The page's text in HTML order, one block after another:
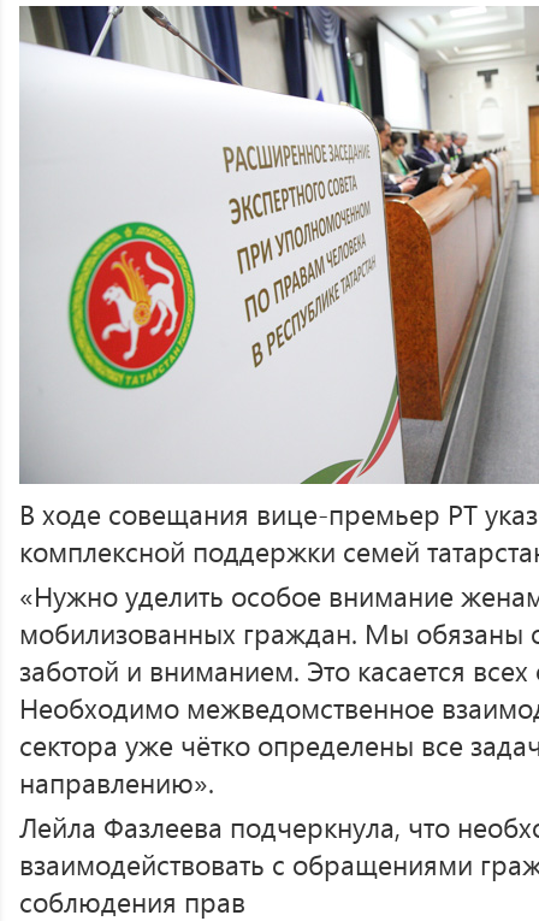
В ходе совещания вице-премьер РТ
комплексной поддержки семей
«Нужно уделить особое внимание
мобилизованных граждан. Мы обязаны
заботой и вниманием. Это касается всех
Необходимо межведомственное
сектора уже чётко определены все
направлению».
Лейла Фазлеева подчеркнула, что
взаимодействовать с обращениями
соблюдения прав